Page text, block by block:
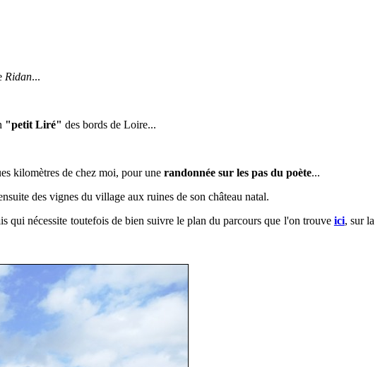
Ridan...
"petit Liré" des bords de Loire...
kilomètres de chez moi, pour une randonnée sur les pas du poète...
des vignes du village aux ruines de son château natal.
qui nécessite toutefois de bien suivre le plan du parcours que l'on trouve ici, sur la